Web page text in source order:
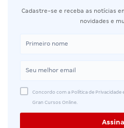
Cadastre-se e receba as notícias
novidades e
Concordo com a Política de Privacidade
Gran Cursos Online.